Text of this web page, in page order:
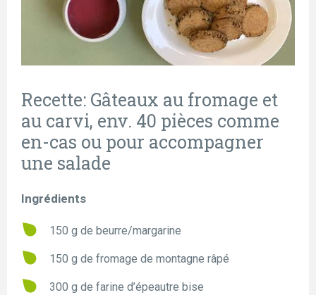
Recette: Gâteaux au fromage et
au carvi, env. 40 pièces comme
en-cas ou pour accompagner
une salade
Ingrédients
150 g de beurre/margarine
150 g de fromage de montagne râpé
300 g de farine d’épeautre bise